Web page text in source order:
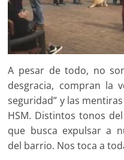
A pesar de todo, no
desgracia, compran la
seguridad” y las
HSM. Distintos tonos
que busca expulsar a
del barrio. Nos toca a